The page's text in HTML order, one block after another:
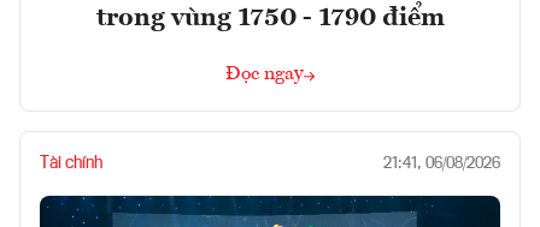
trong vùng 1750 - 1790 điểm
Đọc ngay
Tài chính 21:41, 06/08/2026